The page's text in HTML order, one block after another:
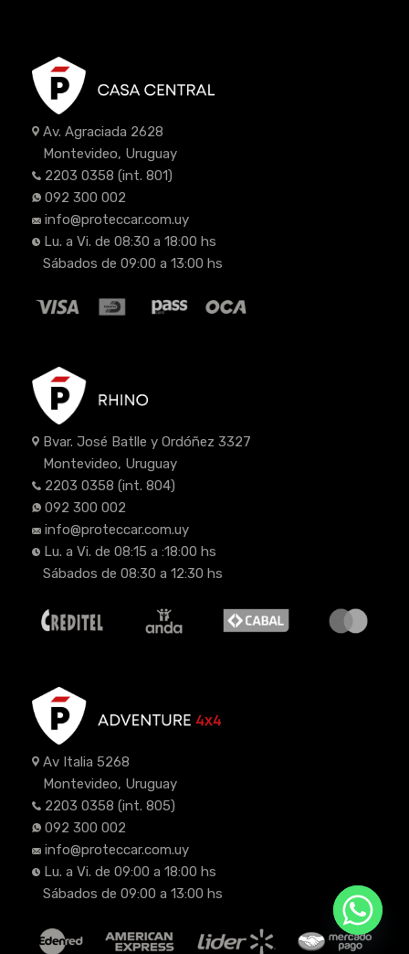
Av. Agraciada 2628
Montevideo, Uruguay
2203 0358 (int. 801)
092 300 002
info@proteccar.com.uy
Lu. a Vi. de 08:30 a 18:00 hs
Sábados de 09:00 a 13:00 hs
Bvar. José Batlle y Ordóñez 3327
Montevideo, Uruguay
2203 0358 (int. 804)
092 300 002
info@proteccar.com.uy
Lu. a Vi. de 08:15 a :18:00 hs
Sábados de 08:30 a 12:30 hs
Av Italia 5268
Montevideo, Uruguay
2203 0358 (int. 805)
092 300 002
info@proteccar.com.uy
Lu. a Vi. de 09:00 a 18:00 hs
Sábados de 09:00 a 13:00 hs